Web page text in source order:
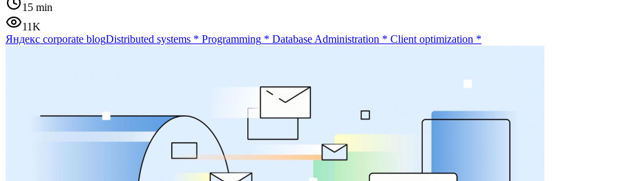
15 min
11K
Яндекс corporate blogDistributed systems * Programming * Database Administration * Client optimization *